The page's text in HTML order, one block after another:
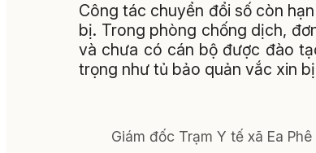
Công tác chuyển đổi số còn
bị. Trong phòng chống dịch,
và chưa có cán bộ được đào
trọng như tủ bảo quản vắc xin
Giám đốc Trạm Y tế xã Ea